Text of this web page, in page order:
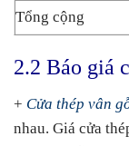
Tổng cộng
2.2 Báo giá
+ Cửa thép vân
nhau. Giá cửa